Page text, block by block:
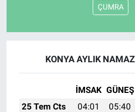
ÇUMRA
KONYA AYLIK
İMSAK GÜNEŞ
25 Tem Cts
04:01 05:40